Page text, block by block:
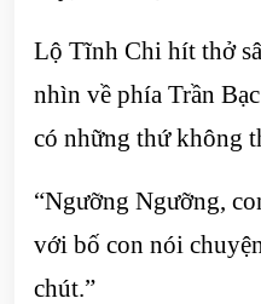
Lộ Tĩnh Chi hít thở
nhìn về phía Trần
có những thứ không
“Ngưỡng Ngưỡng,
với bố con nói
chút.”